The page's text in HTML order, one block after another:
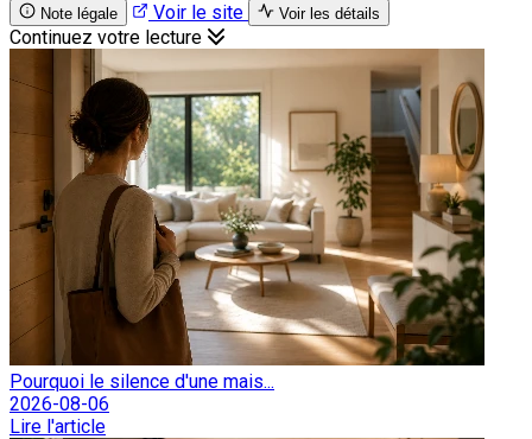
Note légale Voir le site Voir les détails
Continuez votre lecture
Pourquoi le silence d'une mais...
2026-08-06
Lire l'article